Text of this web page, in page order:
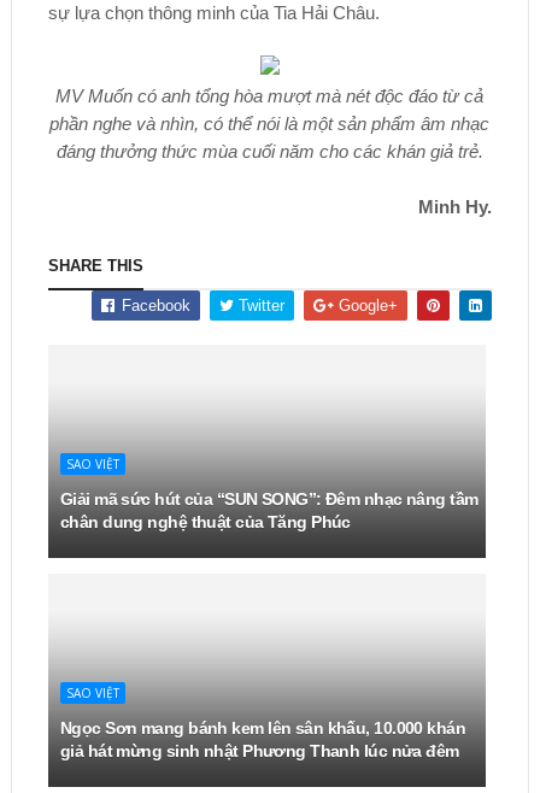
sự lựa chọn thông minh của Tia Hải Châu.
MV Muốn có anh tổng hòa mượt mà nét độc đáo từ cả
phần nghe và nhìn, có thể nói là một sản phẩm âm nhạc
đáng thưởng thức mùa cuối năm cho các khán giả trẻ.
Minh Hy.
SHARE THIS
Facebook Twitter Google+
SAO VIỆT
Giải mã sức hút của “SUN SONG”: Đêm nhạc nâng tầm
chân dung nghệ thuật của Tăng Phúc
SAO VIỆT
Ngọc Sơn mang bánh kem lên sân khấu, 10.000 khán
giả hát mừng sinh nhật Phương Thanh lúc nửa đêm